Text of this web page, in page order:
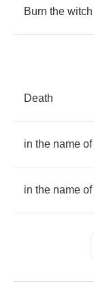
Burn the witch
Death
in the name of
in the name of